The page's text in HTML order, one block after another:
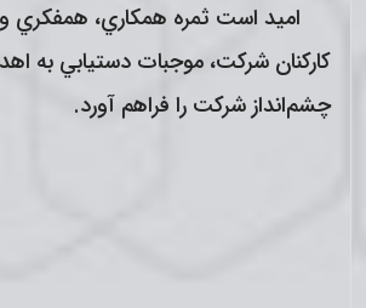
اميد است ثمره همكاري، همفكري
كاركنان شركت، موجبات دستيابي به
چشم‌انداز شرکت را فراهم آورد.